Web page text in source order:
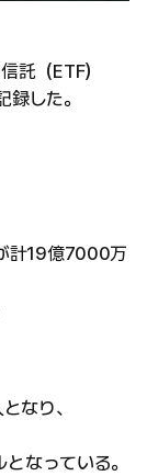
託（ETF）
した。
計19億7000万
なり、
なっている。